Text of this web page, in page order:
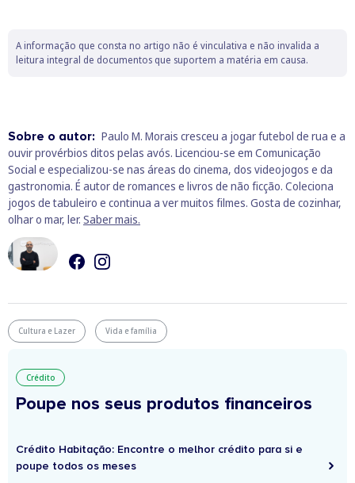
A informação que consta no artigo não é vinculativa e não invalida a
leitura integral de documentos que suportem a matéria em causa.
Sobre o autor: Paulo M. Morais cresceu a jogar futebol de rua e a
ouvir provérbios ditos pelas avós. Licenciou-se em Comunicação
Social e especializou-se nas áreas do cinema, dos videojogos e da
gastronomia. É autor de romances e livros de não ficção. Coleciona
jogos de tabuleiro e continua a ver muitos filmes. Gosta de cozinhar,
olhar o mar, ler. Saber mais.
Cultura e Lazer Vida e família
Crédito
Poupe nos seus produtos financeiros
Crédito Habitação: Encontre o melhor crédito para si e
poupe todos os meses